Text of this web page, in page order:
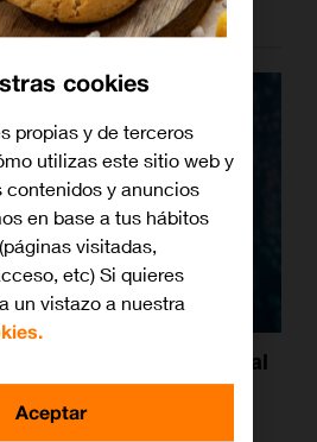
al Tánger más sensual
cookies
propias y de terceros
utilizas este sitio web y
contenidos y anuncios
en base a tus hábitos
visitadas,
etc) Si quieres
un vistazo a nuestra
Aceptar